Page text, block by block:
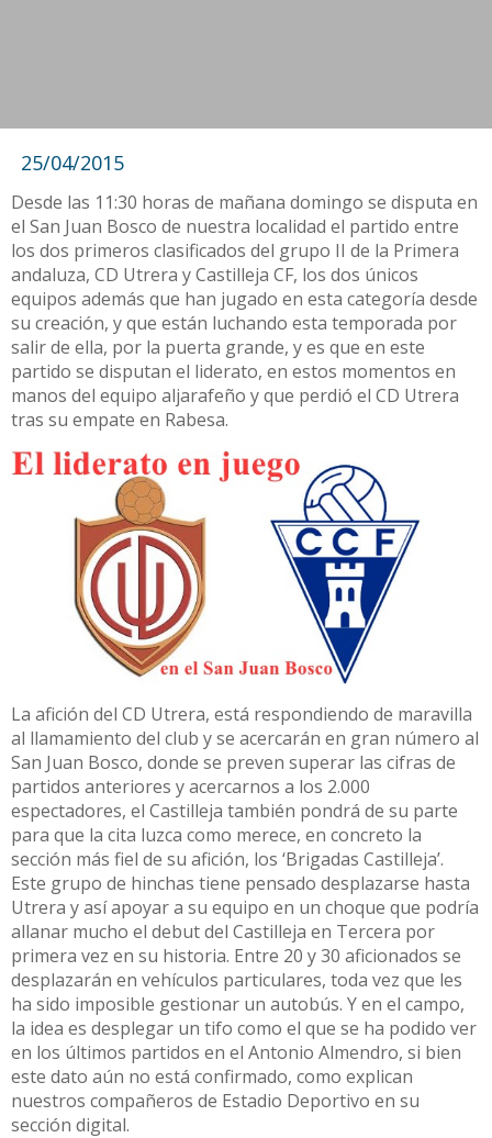
25/04/2015
Desde las 11:30 horas de mañana domingo se disputa en
el San Juan Bosco de nuestra localidad el partido entre
los dos primeros clasificados del grupo II de la Primera
andaluza, CD Utrera y Castilleja CF, los dos únicos
equipos además que han jugado en esta categoría desde
su creación, y que están luchando esta temporada por
salir de ella, por la puerta grande, y es que en este
partido se disputan el liderato, en estos momentos en
manos del equipo aljarafeño y que perdió el CD Utrera
tras su empate en Rabesa.
La afición del CD Utrera, está respondiendo de maravilla
al llamamiento del club y se acercarán en gran número al
San Juan Bosco, donde se preven superar las cifras de
partidos anteriores y acercarnos a los 2.000
espectadores, el Castilleja también pondrá de su parte
para que la cita luzca como merece, en concreto la
sección más fiel de su afición, los ‘Brigadas Castilleja’.
Este grupo de hinchas tiene pensado desplazarse hasta
Utrera y así apoyar a su equipo en un choque que podría
allanar mucho el debut del Castilleja en Tercera por
primera vez en su historia. Entre 20 y 30 aficionados se
desplazarán en vehículos particulares, toda vez que les
ha sido imposible gestionar un autobús. Y en el campo,
la idea es desplegar un tifo como el que se ha podido ver
en los últimos partidos en el Antonio Almendro, si bien
este dato aún no está confirmado, como explican
nuestros compañeros de Estadio Deportivo en su
sección digital.